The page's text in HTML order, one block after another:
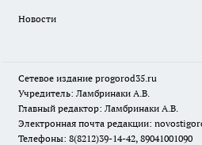
Новости
Сетевое издание progorod35.ru
Учредитель: Ламбринаки А.В.
Главный редактор: Ламбринаки А.В.
Электронная почта редакции:
Телефоны: 8(8212)39-14-42, 89041001090